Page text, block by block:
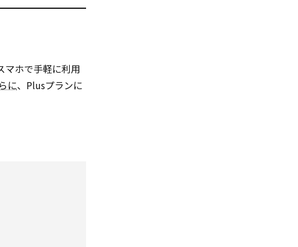
マホで手軽に利用
に、Plusプランに